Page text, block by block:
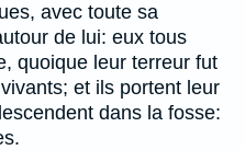
avec toute sa
de lui: eux tous
quoique leur terreur fut
et ils portent leur
dans la fosse: